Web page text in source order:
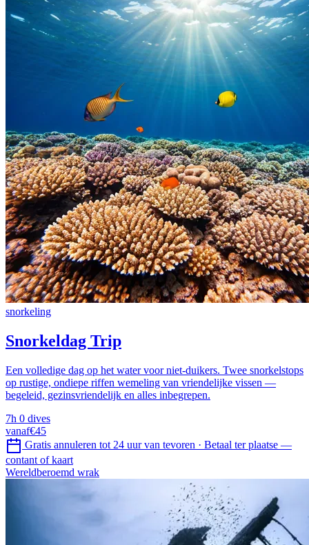
snorkeling
Snorkeldag Trip
Een volledige dag op het water voor niet-duikers. Twee snorkelstops
op rustige, ondiepe riffen wemeling van vriendelijke vissen —
begeleid, gezinsvriendelijk en alles inbegrepen.
7h 0 dives
vanaf€45
Gratis annuleren tot 24 uur van tevoren · Betaal ter plaatse —
contant of kaart
Wereldberoemd wrak